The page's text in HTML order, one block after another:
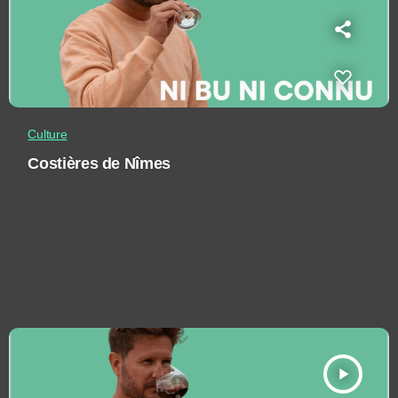
Culture
Costières de Nîmes
play_arrow